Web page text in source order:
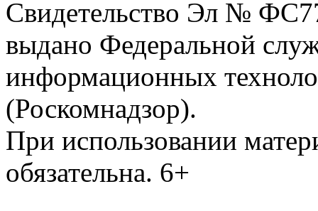
Свидетельство Эл №
выдано Федеральной
информационных
(Роскомнадзор).
При использовании
обязательна. 6+